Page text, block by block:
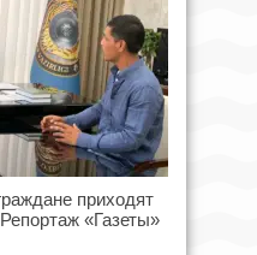
приходят
«Газеты»